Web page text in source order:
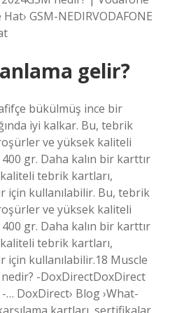
GSM-NEDIRVODAFONE
gelir?
bükülmüş ince bir
iyi kalkar. Bu, tebrik
ve yüksek kaliteli
gr. Daha kalın bir karttır
tebrik kartları,
için kullanılabilir. Bu, tebrik
ve yüksek kaliteli
gr. Daha kalın bir karttır
tebrik kartları,
kullanılabilir.18 Muscle
nedir? -DoxDirectDoxDirect
DoxDirect› Blog ›What-